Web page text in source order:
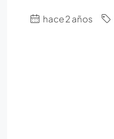
hace 2 años